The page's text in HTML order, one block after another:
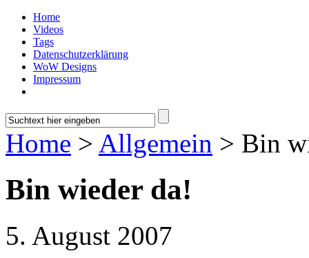
Home
Videos
Tags
Datenschutzerklärung
WoW Designs
Impressum
Home > Allgemein > Bin
Bin wieder da!
5. August 2007